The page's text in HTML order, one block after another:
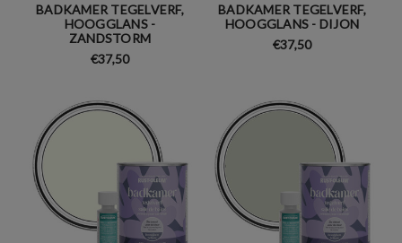
BADKAMER TEGELVERF,
HOOGGLANS -
ZANDSTORM
€37,50
BADKAMER TEGELVERF,
HOOGGLANS - DIJON
€37,50